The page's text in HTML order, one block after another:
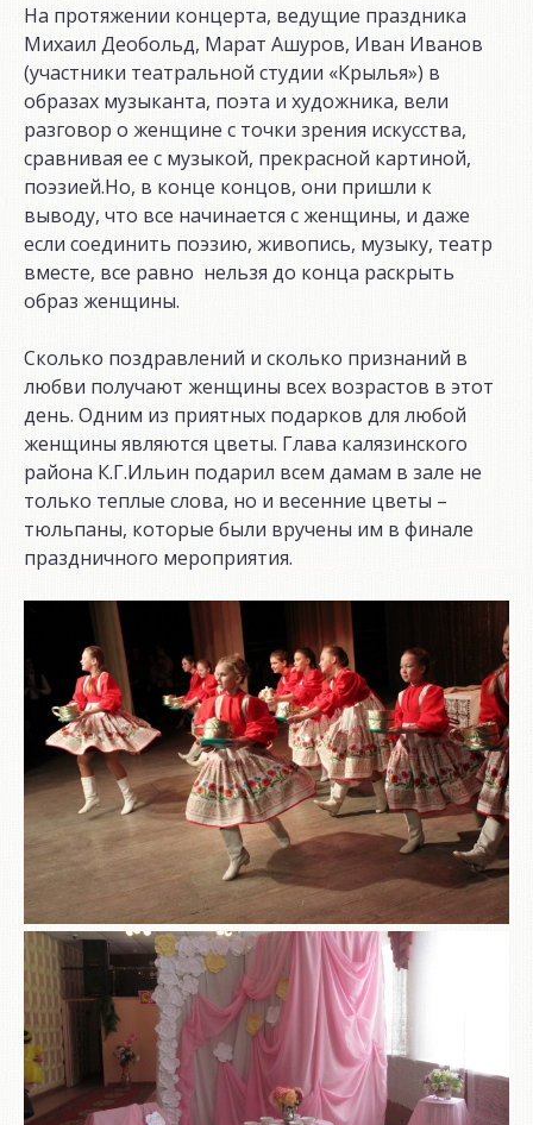
На протяжении концерта, ведущие праздника
Михаил Деобольд, Марат Ашуров, Иван Иванов
(участники театральной студии «Крылья») в
образах музыканта, поэта и художника, вели
разговор о женщине с точки зрения искусства,
сравнивая ее с музыкой, прекрасной картиной,
поэзией.Но, в конце концов, они пришли к
выводу, что все начинается с женщины, и даже
если соединить поэзию, живопись, музыку, театр
вместе, все равно нельзя до конца раскрыть
образ женщины.
Сколько поздравлений и сколько признаний в
любви получают женщины всех возрастов в этот
день. Одним из приятных подарков для любой
женщины являются цветы. Глава калязинского
района К.Г.Ильин подарил всем дамам в зале не
только теплые слова, но и весенние цветы –
тюльпаны, которые были вручены им в финале
праздничного мероприятия.